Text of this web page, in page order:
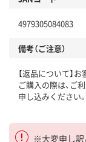
4979305084083
備考（ご注意）
【返品について】
ご購入の際は、ご
申し込みください。
※大変申し訳